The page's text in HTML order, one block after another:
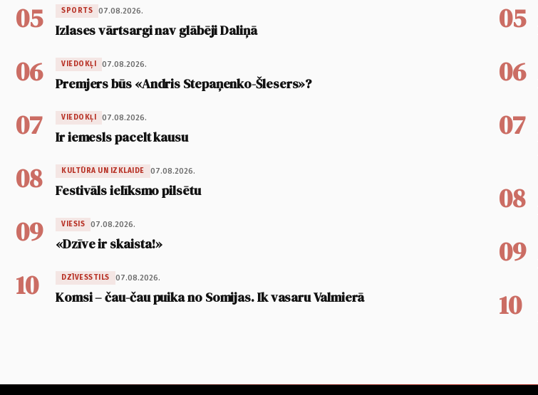
05 SPORTS 07.08.2026.
Izlases vārtsargi nav glābēji Daliņā
06 VIEDOKĻI 07.08.2026.
Premjers būs «Andris Stepaņenko-Šlesers»?
07 VIEDOKĻI 07.08.2026.
Ir iemesls pacelt kausu
08 KULTŪRA UN IZKLAIDE 07.08.2026.
Festivāls ielīksmo pilsētu
09 VIESIS 07.08.2026.
«Dzīve ir skaista!»
10 DZĪVESSTILS 07.08.2026.
Komsi – čau-čau puika no Somijas. Ik vasaru Valmierā
05
06
07
08
09
10